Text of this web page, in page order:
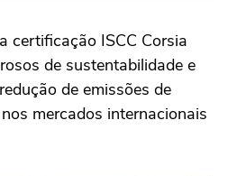
certificação ISCC Corsia
de sustentabilidade e
de emissões de
mercados internacionais